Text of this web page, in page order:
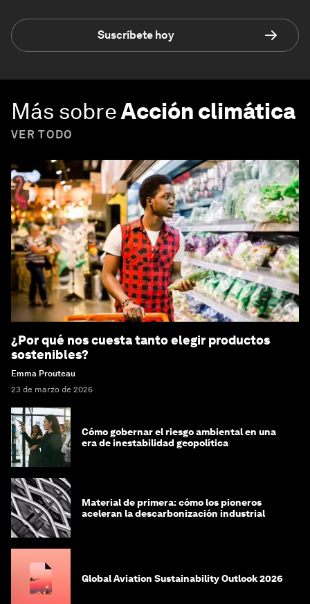
Suscríbete hoy
Más sobreAcción climática
VER TODO
¿Por qué nos cuesta tanto elegir productos
sostenibles?
Emma Prouteau
23 de marzo de 2026
Cómo gobernar el riesgo ambiental en una
era de inestabilidad geopolítica
Material de primera: cómo los pioneros
aceleran la descarbonización industrial
Global Aviation Sustainability Outlook 2026